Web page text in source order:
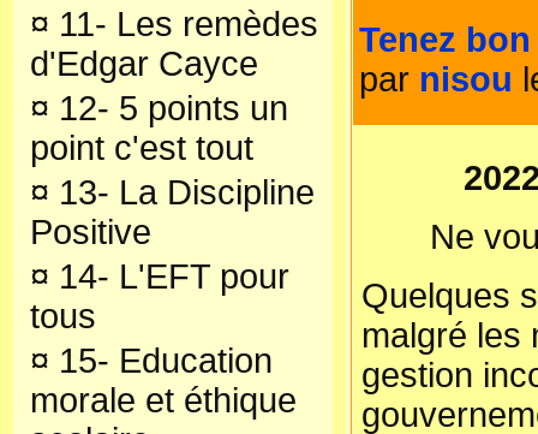
¤ 11- Les remèdes
d'Edgar Cayce
¤ 12- 5 points un
point c'est tout
¤ 13- La Discipline
Positive
¤ 14- L'EFT pour
tous
¤ 15- Education
morale et éthique
Tenez
par nisou
Ne
Quelques
malgré les
gestion